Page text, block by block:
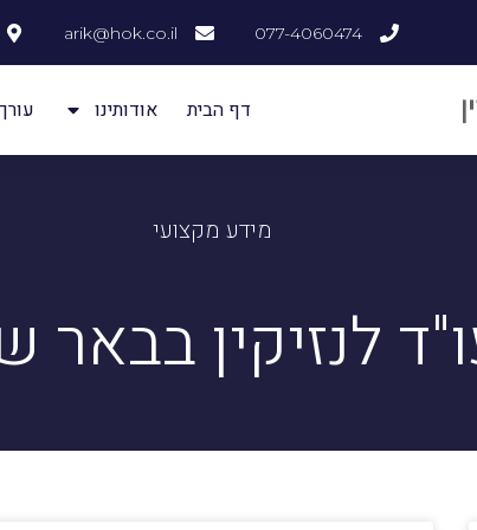
077-4060474
arik@hok.co.il
דף הבית אודותינו
מידע מקצועי
לנזיקין בבאר